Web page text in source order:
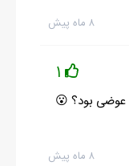
۸ ماه پیش
1
عوضی بود؟ 😮
۸ ماه پیش